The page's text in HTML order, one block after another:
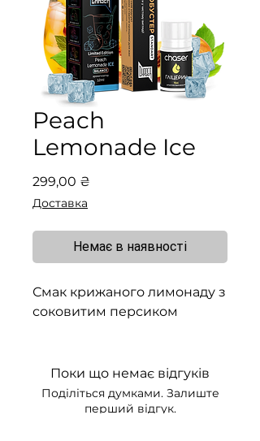
Peach
Lemonade Ice
299,00 ₴
Доставка
Немає в наявності
Смак крижаного лимонаду з
соковитим персиком
Поки що немає відгуків
Поділіться думками. Залиште
перший відгук.